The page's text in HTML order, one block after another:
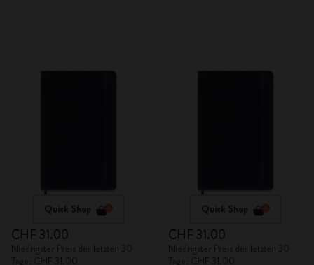
Quick Shop
CHF 31.00
Quick Shop
CHF 31.00